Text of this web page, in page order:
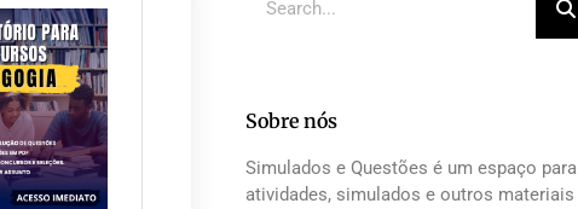
Sobre nós
Simulados e Questões é um espaço para
atividades, simulados e outros materiais